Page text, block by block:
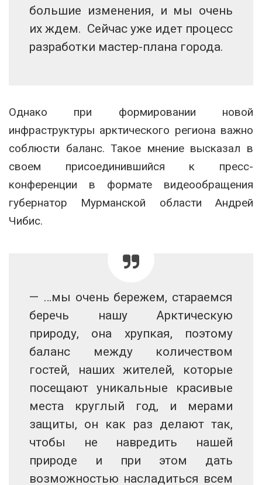
большие изменения, и мы очень
их ждем. Сейчас уже идет процесс
разработки мастер-плана города.
Однако при формировании новой
инфраструктуры арктического региона важно
соблюсти баланс. Такое мнение высказал в
своем присоединившийся к пресс-
конференции в формате видеообращения
губернатор Мурманской области Андрей
Чибис.
— …мы очень бережем, стараемся
беречь нашу Арктическую
природу, она хрупкая, поэтому
баланс между количеством
гостей, наших жителей, которые
посещают уникальные красивые
места круглый год, и мерами
защиты, он как раз делают так,
чтобы не навредить нашей
природе и при этом дать
возможностью насладиться всем